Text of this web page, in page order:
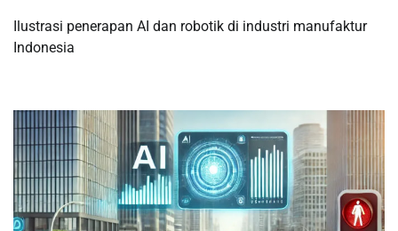
Ilustrasi penerapan AI dan robotik di industri manufaktur
Indonesia